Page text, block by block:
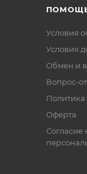
Условия
Условия
Обмен и
Вопрос-
Политика
Оферта
Согласие